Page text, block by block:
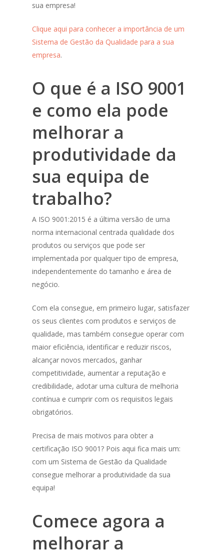
sua empresa!
Clique aqui para conhecer a importância de um
Sistema de Gestão da Qualidade para a sua
empresa.
O que é a ISO 9001
e como ela pode
melhorar a
produtividade da
sua equipa de
trabalho?
A ISO 9001:2015 é a última versão de uma
norma internacional centrada qualidade dos
produtos ou serviços que pode ser
implementada por qualquer tipo de empresa,
independentemente do tamanho e área de
negócio.
Com ela consegue, em primeiro lugar, satisfazer
os seus clientes com produtos e serviços de
qualidade, mas também consegue operar com
maior eficiência, identificar e reduzir riscos,
alcançar novos mercados, ganhar
competitividade, aumentar a reputação e
credibilidade, adotar uma cultura de melhoria
contínua e cumprir com os requisitos legais
obrigatórios.
Precisa de mais motivos para obter a
certificação ISO 9001? Pois aqui fica mais um:
com um Sistema de Gestão da Qualidade
consegue melhorar a produtividade da sua
equipa!
Comece agora a
melhorar a